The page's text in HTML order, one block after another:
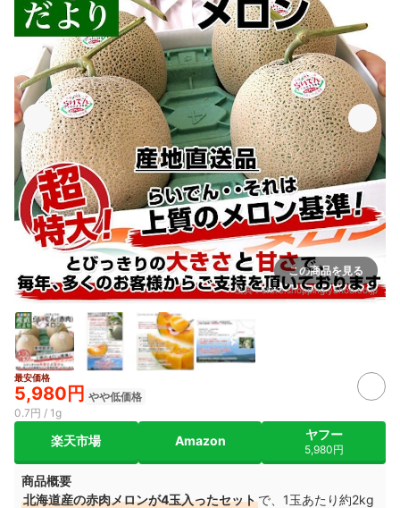
この商品を見る
出典：store.shopping.yahoo.co.jp
最安価格
5,980円 やや低価格
0.7円 / 1g
楽天市場 Amazon ヤフー
5,980円
商品概要
北海道産の赤肉メロンが4玉入ったセットで、1玉あたり約2kg